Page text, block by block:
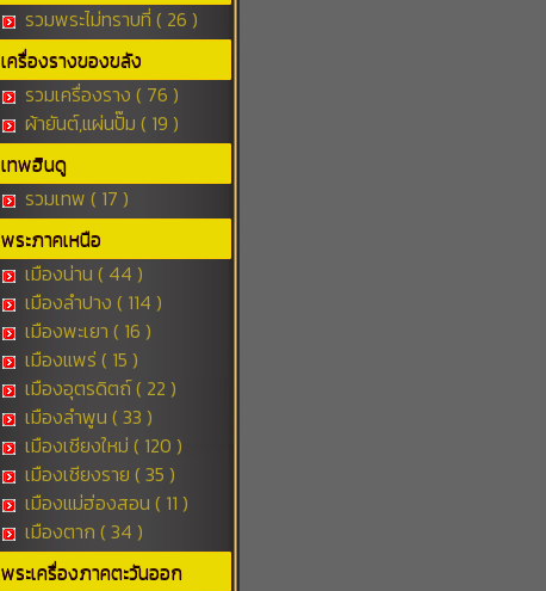
รวมพระไม่ทราบที่ ( 26 )
เครื่องรางของขลัง
รวมเครื่องราง ( 76 )
ผ้ายันต์,แผ่นปั๊ม ( 19 )
เทพฮินดู
รวมเทพ ( 17 )
พระภาคเหนือ
เมืองน่าน ( 44 )
เมืองลำปาง ( 114 )
เมืองพะเยา ( 16 )
เมืองแพร่ ( 15 )
เมืองอุตรดิตถ์ ( 22 )
เมืองลำพูน ( 33 )
เมืองเชียงใหม่ ( 120 )
เมืองเชียงราย ( 35 )
เมืองแม่ฮ่องสอน ( 11 )
เมืองตาก ( 34 )
พระเครื่องภาคตะวันออก